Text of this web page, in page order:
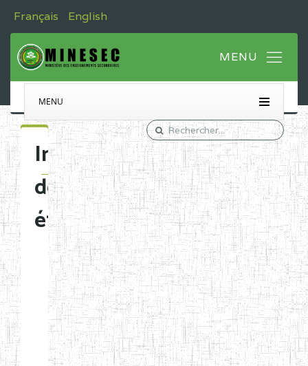
Français English
MENU
Immatriculation
des
établissements
Etablissements
d'enseignement
normal